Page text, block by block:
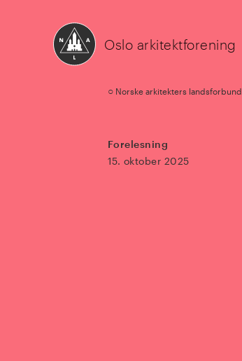
Oslo arkitektforening
○ Norske arkitekters landsforbund
Forelesning
15. oktober 2025